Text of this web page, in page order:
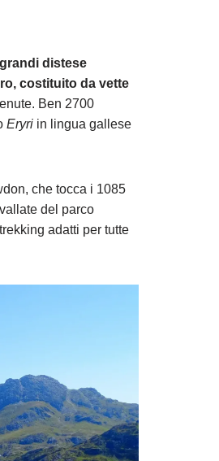
distese
costituito da vette
Ben 2700
Eryri in lingua gallese
che tocca i 1085
del parco
adatti per tutte